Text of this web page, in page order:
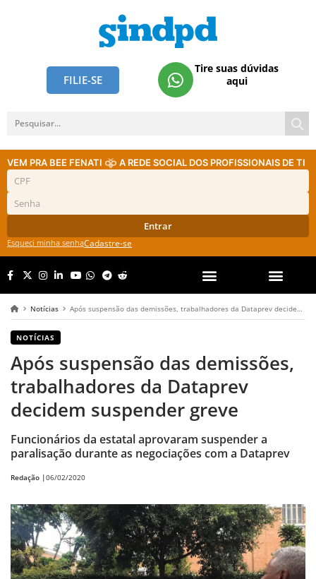
FILIE-SE
Tire suas dúvidas
aqui
VEM PRA BEE FENATI A REDE SOCIAL DOS PROFISSIONAIS DE TI
Entrar
Esqueci minha senhaCadastre-se
Notícias Após suspensão das demissões, trabalhadores da Dataprev decidem suspender greve
NOTÍCIAS
Após suspensão das demissões,
trabalhadores da Dataprev
decidem suspender greve
Funcionários da estatal aprovaram suspender a
paralisação durante as negociações com a Dataprev
Redação |06/02/2020